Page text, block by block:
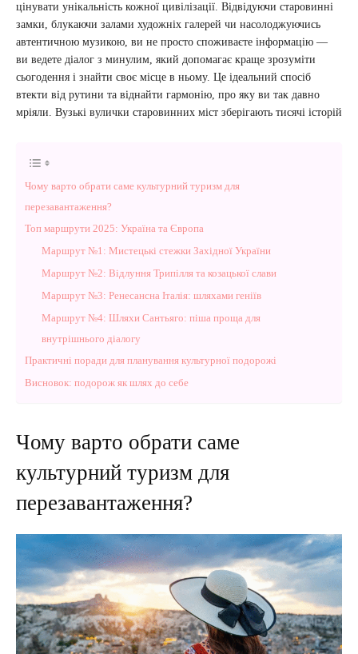
цінувати унікальність кожної цивілізації. Відвідуючи старовинні
замки, блукаючи залами художніх галерей чи насолоджуючись
автентичною музикою, ви не просто споживаєте інформацію —
ви ведете діалог з минулим, який допомагає краще зрозуміти
сьогодення і знайти своє місце в ньому. Це ідеальний спосіб
втекти від рутини та віднайти гармонію, про яку ви так давно
мріяли. Вузькі вулички старовинних міст зберігають тисячі історій
Чому варто обрати саме культурний туризм для
перезавантаження?
Топ маршрути 2025: Україна та Європа
Маршрут №1: Мистецькі стежки Західної України
Маршрут №2: Відлуння Трипілля та козацької слави
Маршрут №3: Ренесансна Італія: шляхами геніїв
Маршрут №4: Шляхи Сантьяго: піша проща для
внутрішнього діалогу
Практичні поради для планування культурної подорожі
Висновок: подорож як шлях до себе
Чому варто обрати саме
культурний туризм для
перезавантаження?